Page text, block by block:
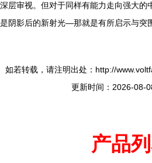
深层审视。但对于同样有能力走向强大的
是阴影后的新射光—那就是有所启示与突
如若转载，请注明出处：http://
更新时间：2026-08-
产品